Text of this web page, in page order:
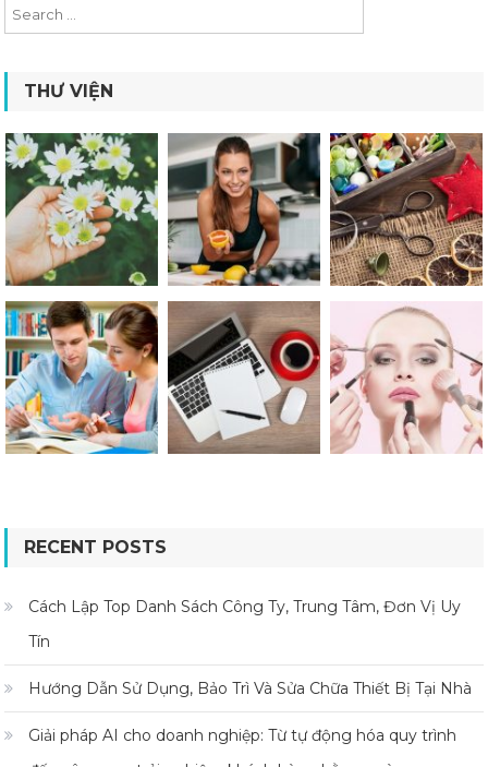
THƯ VIỆN
RECENT POSTS
Cách Lập Top Danh Sách Công Ty, Trung Tâm, Đơn Vị Uy
Tín
Hướng Dẫn Sử Dụng, Bảo Trì Và Sửa Chữa Thiết Bị Tại Nhà
Giải pháp AI cho doanh nghiệp: Từ tự động hóa quy trình